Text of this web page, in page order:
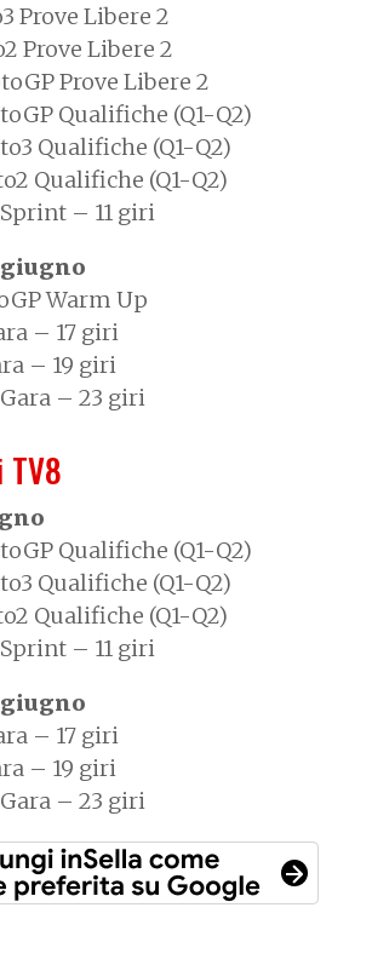
Prove Libere 2
Prove Libere 2
Prove Libere 2
Qualifiche (Q1-Q2)
Qualifiche (Q1-Q2)
Qualifiche (Q1-Q2)
– 11 giri
giugno
Warm Up
– 17 giri
– 19 giri
– 23 giri
Qualifiche (Q1-Q2)
Qualifiche (Q1-Q2)
Qualifiche (Q1-Q2)
– 11 giri
giugno
– 17 giri
– 19 giri
– 23 giri